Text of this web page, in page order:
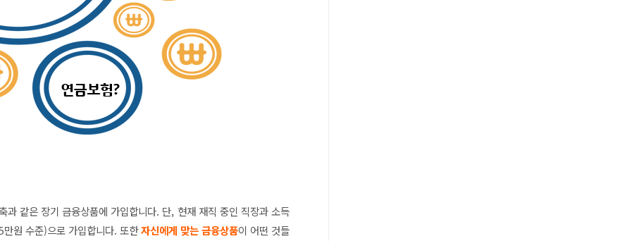
과 같은 장기 금융상품에 가입합니다. 단, 현재 재직 중인 직장과 소득
원 수준)으로 가입합니다. 또한자신에게 맞는 금융상품이 어떤 것들